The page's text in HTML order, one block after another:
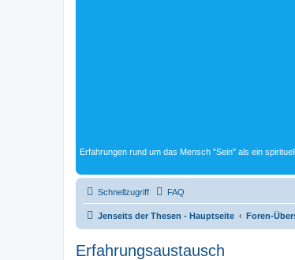
Erfahrungen rund um das Mensch "Sein" als ein
Schnellzugriff FAQ
Jenseits der Thesen - Hauptseite Foren-
Erfahrungsaustausch